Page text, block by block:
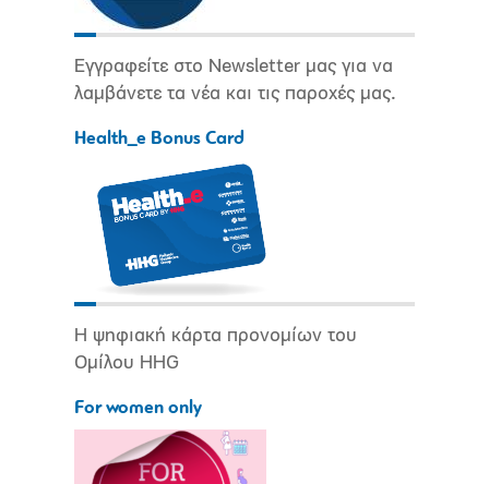
Εγγραφείτε στο Newsletter μας για να
λαμβάνετε τα νέα και τις παροχές μας.
Health_e Bonus Card
Η ψηφιακή κάρτα προνομίων του
Ομίλου HHG
For women only